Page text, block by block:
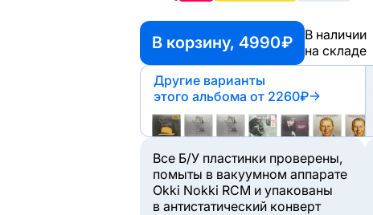
В корзину, 4990 ₽
В наличии
на складе
Другие варианты
этого альбома от 2260₽→
Все Б/У пластинки проверены,
помыты в вакуумном аппарате
Okki Nokki RCM и упакованы
в антистатический конверт